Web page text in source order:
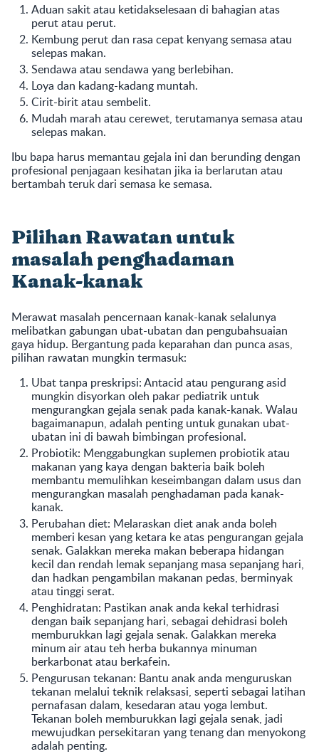
Aduan sakit atau ketidakselesaan di bahagian atas
perut atau perut.
Kembung perut dan rasa cepat kenyang semasa atau
selepas makan.
Sendawa atau sendawa yang berlebihan.
Loya dan kadang-kadang muntah.
Cirit-birit atau sembelit.
Mudah marah atau cerewet, terutamanya semasa atau
selepas makan.
Ibu bapa harus memantau gejala ini dan berunding dengan
profesional penjagaan kesihatan jika ia berlarutan atau
bertambah teruk dari semasa ke semasa.
Pilihan Rawatan untuk
masalah penghadaman
Kanak-kanak
Merawat masalah pencernaan kanak-kanak selalunya
melibatkan gabungan ubat-ubatan dan pengubahsuaian
gaya hidup. Bergantung pada keparahan dan punca asas,
pilihan rawatan mungkin termasuk:
Ubat tanpa preskripsi: Antacid atau pengurang asid
mungkin disyorkan oleh pakar pediatrik untuk
mengurangkan gejala senak pada kanak-kanak. Walau
bagaimanapun, adalah penting untuk gunakan ubat-
ubatan ini di bawah bimbingan profesional.
Probiotik: Menggabungkan suplemen probiotik atau
makanan yang kaya dengan bakteria baik boleh
membantu memulihkan keseimbangan dalam usus dan
mengurangkan masalah penghadaman pada kanak-
kanak.
Perubahan diet: Melaraskan diet anak anda boleh
memberi kesan yang ketara ke atas pengurangan gejala
senak. Galakkan mereka makan beberapa hidangan
kecil dan rendah lemak sepanjang masa sepanjang hari,
dan hadkan pengambilan makanan pedas, berminyak
atau tinggi serat.
Penghidratan: Pastikan anak anda kekal terhidrasi
dengan baik sepanjang hari, sebagai dehidrasi boleh
memburukkan lagi gejala senak. Galakkan mereka
minum air atau teh herba bukannya minuman
berkarbonat atau berkafein.
Pengurusan tekanan: Bantu anak anda menguruskan
tekanan melalui teknik relaksasi, seperti sebagai latihan
pernafasan dalam, kesedaran atau yoga lembut.
Tekanan boleh memburukkan lagi gejala senak, jadi
mewujudkan persekitaran yang tenang dan menyokong
adalah penting.